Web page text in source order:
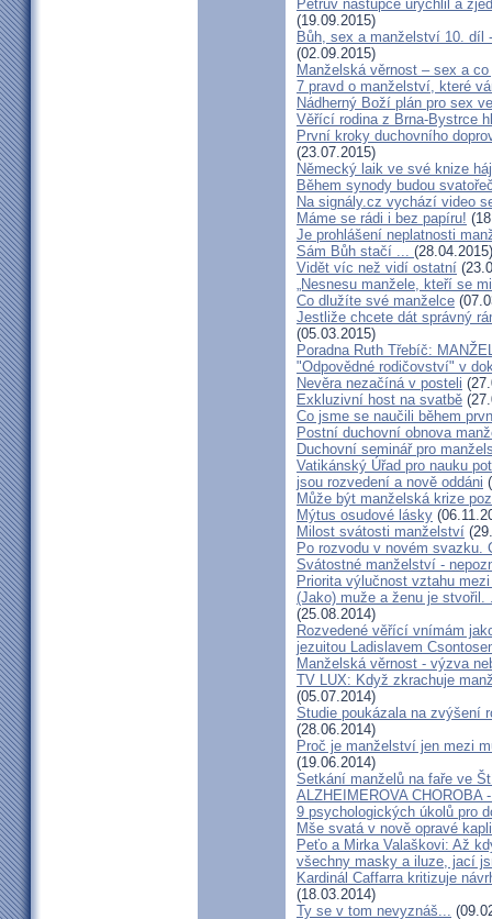
Petrův nástupce urychlil a
(19.09.2015)
Bůh, sex a manželství 10. díl
(02.09.2015)
Manželská věrnost – sex a
7 pravd o manželství, které
Nádherný Boží plán pro sex
Věřící rodina z Brna-Bystrce
První kroky duchovního
(23.07.2015)
Německý laik ve své knize
Během synody budou
Na signály.cz vychází video
Máme se rádi i bez papíru!
Je prohlášení neplatnosti
Sám Bůh stačí ... (28.04.2015)
Vidět víc než vidí ostatní
„Nesnesu manžele, kteří se
Co dlužíte své manželce
Jestliže chcete dát správný
(05.03.2015)
Poradna Ruth Třebíč:
"Odpovědné rodičovství" v
Nevěra nezačíná v posteli
Exkluzivní host na svatbě
Co jsme se naučili během
Postní duchovní obnova
Duchovní seminář pro
Vatikánský Úřad pro nauku
jsou rozvedení a nově oddáni
Může být manželská krize
Mýtus osudové lásky
Milost svátosti manželství
Po rozvodu v novém svazku.
Svátostné manželství -
Priorita výlučnost vztahu
(Jako) muže a ženu je
(25.08.2014)
Rozvedené věřící vnímám
jezuitou Ladislavem
Manželská věrnost - výzva
TV LUX: Když zkrachuje
(05.07.2014)
Studie poukázala na zvýšení
(28.06.2014)
Proč je manželství jen mezi
(19.06.2014)
Setkání manželů na faře ve
ALZHEIMEROVA CHOROBA
9 psychologických úkolů pro
Mše svatá v nově opravé
Peťo a Mirka Valaškovi: Až
všechny masky a iluze, jací
Kardinál Caffarra kritizuje
(18.03.2014)
Ty se v tom nevyznáš...